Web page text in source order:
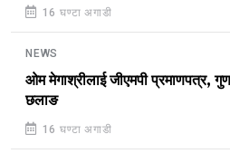
16 घण्टा अगाडी
NEWS
ओम मेगाश्रीलाई जीएमपी प्रमाणपत्र,
छलाङ
16 घण्टा अगाडी